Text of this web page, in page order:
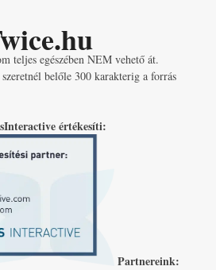
teljes egészében NEM vehető át.
belőle 300 karakterig a forrás
értékesíti:
Partnereink: